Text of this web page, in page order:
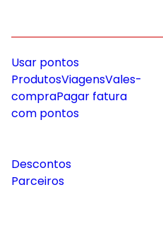
Usar pontos
ProdutosViagensVales-
compraPagar fatura
com pontos
Descontos
Parceiros